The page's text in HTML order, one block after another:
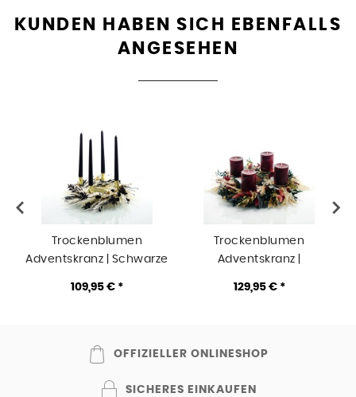
KUNDEN HABEN SICH EBENFALLS
ANGESEHEN
Trockenblumen
Adventskranz | Schwarze
Stabkerzen | 30cm |
109,95 € *
Trockenblumen
Adventskranz |
Stumpenkerzen | 38cm |
129,95 € *
OFFIZIELLER ONLINESHOP
SICHERES EINKAUFEN